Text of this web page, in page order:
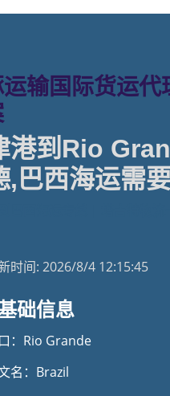
输国际货运
港到Rio
,巴西海运需
时间: 2026/8/4 12:15:45
础信息
：Rio Grande
名：Brazil